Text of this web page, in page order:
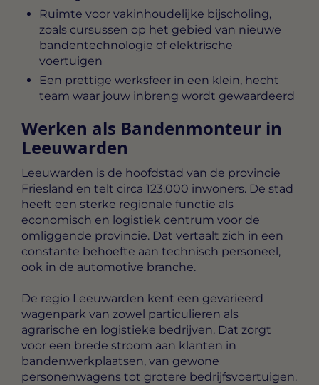
Ruimte voor vakinhoudelijke bijscholing,
zoals cursussen op het gebied van nieuwe
bandentechnologie of elektrische
voertuigen
Een prettige werksfeer in een klein, hecht
team waar jouw inbreng wordt gewaardeerd
Werken als Bandenmonteur in
Leeuwarden
Leeuwarden is de hoofdstad van de provincie
Friesland en telt circa 123.000 inwoners. De stad
heeft een sterke regionale functie als
economisch en logistiek centrum voor de
omliggende provincie. Dat vertaalt zich in een
constante behoefte aan technisch personeel,
ook in de automotive branche.
De regio Leeuwarden kent een gevarieerd
wagenpark van zowel particulieren als
agrarische en logistieke bedrijven. Dat zorgt
voor een brede stroom aan klanten in
bandenwerkplaatsen, van gewone
personenwagens tot grotere bedrijfsvoertuigen.